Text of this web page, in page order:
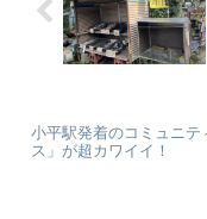
小平駅発着のコミュニテ
ス」が超カワイイ！